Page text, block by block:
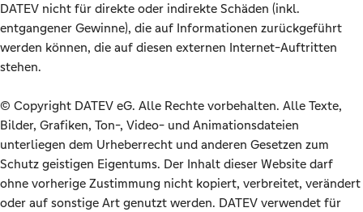
DATEV nicht für direkte oder indirekte Schäden (inkl.
entgangener Gewinne), die auf Informationen zurückgeführt
werden können, die auf diesen externen Internet-Auftritten
stehen.
© Copyright DATEV eG. Alle Rechte vorbehalten. Alle Texte,
Bilder, Grafiken, Ton-, Video- und Animationsdateien
unterliegen dem Urheberrecht und anderen Gesetzen zum
Schutz geistigen Eigentums. Der Inhalt dieser Website darf
ohne vorherige Zustimmung nicht kopiert, verbreitet, verändert
oder auf sonstige Art genutzt werden. DATEV verwendet für